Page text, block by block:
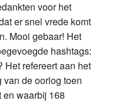
voor het
er snel vrede komt
Mooi gebaar! Het
hashtags:
Het refereert aan het
van de oorlog toen
waarbij 168